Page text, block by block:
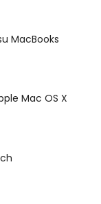
MacBooks
Mac OS X